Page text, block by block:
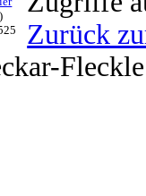
Zurück